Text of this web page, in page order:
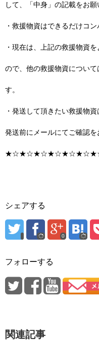
して、「中身」の記載をお願
・救援物資はできるだけコ
・現在は、上記の救援物資
ので、他の救援物資につい
す。
・発送して頂きたい救援物
発送前にメールにてご確認を
シェアする
0
フォローする
関連記事